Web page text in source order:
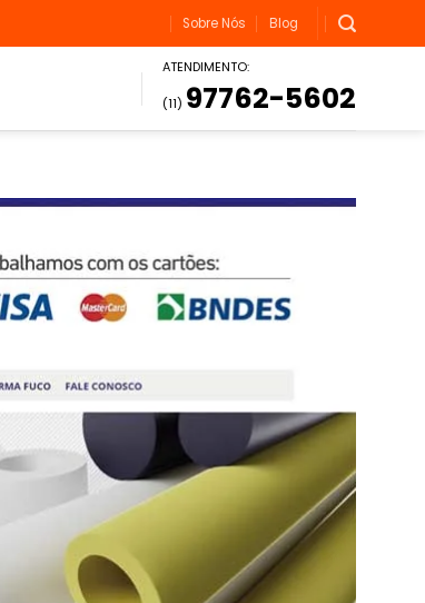
Sobre Nós Blog
ATENDIMENTO:
(11) 97762-5602